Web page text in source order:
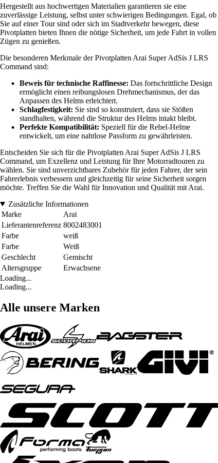
Hergestellt aus hochwertigen Materialien garantieren sie eine
zuverlässige Leistung, selbst unter schwierigen Bedingungen. Egal, ob
Sie auf einer Tour sind oder sich im Stadtverkehr bewegen, diese
Pivotplatten bieten Ihnen die nötige Sicherheit, um jede Fahrt in vollen
Zügen zu genießen.
Die besonderen Merkmale der Pivotplatten Arai Super AdSis J LRS
Command sind:
Beweis für technische Raffinesse: Das fortschrittliche Design
ermöglicht einen reibungslosen Drehmechanismus, der das
Anpassen des Helms erleichtert.
Schlagfestigkeit: Sie sind so konstruiert, dass sie Stößen
standhalten, während die Struktur des Helms intakt bleibt.
Perfekte Kompatibilität: Speziell für die Rebel-Helme
entwickelt, um eine nahtlose Passform zu gewährleisten.
Entscheiden Sie sich für die Pivotplatten Arai Super AdSis J LRS
Command, um Exzellenz und Leistung für Ihre Motorradtouren zu
wählen. Sie sind unverzichtbares Zubehör für jeden Fahrer, der sein
Fahrerlebnis verbessern und gleichzeitig für seine Sicherheit sorgen
möchte. Treffen Sie die Wahl für Innovation und Qualität mit Arai.
Zusätzliche Informationen
Marke
Arai
Lieferantenreferenz 8002483001
Farbe
weiß
Farbe
Weiß
Geschlecht
Gemischt
Altersgruppe
Erwachsene
Loading...
Loading...
Alle unsere Marken